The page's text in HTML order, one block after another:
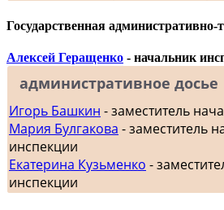
Государственная административно-
Алексей Геращенко - начальник
административное досье
Игорь Башкин - заместитель
Мария Булгакова - заместитель
инспекции
Екатерина Кузьменко -
инспекции